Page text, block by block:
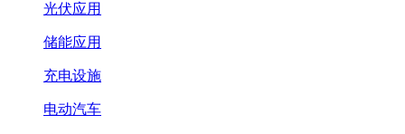
光伏应用
储能应用
充电设施
电动汽车